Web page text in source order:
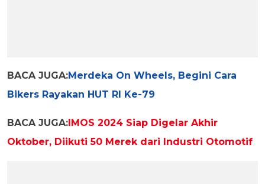
BACA JUGA:Merdeka On Wheels, Begini Cara
Bikers Rayakan HUT RI Ke-79
BACA JUGA:IMOS 2024 Siap Digelar Akhir
Oktober, Diikuti 50 Merek dari Industri Otomotif